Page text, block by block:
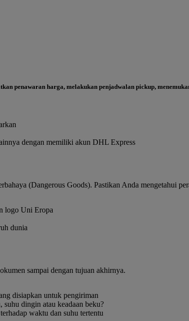
penawaran harga, melakukan penjadwalan pickup,
dengan memiliki akun DHL Express
(Dangerous Goods). Pastikan Anda mengetahui
dunia
sampai dengan tujuan akhirnya.
suhu dingin atau keadaan beku?
waktu dan suhu tertentu